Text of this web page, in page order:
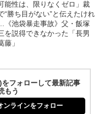
能性は、限りなくゼロ」裁
“勝ち目がない”と伝えたけれ
《池袋暴走事故》父・飯塚
を説得できなかった「長男
藤」
フォローして最新記事
もう
ンラインをフォロー